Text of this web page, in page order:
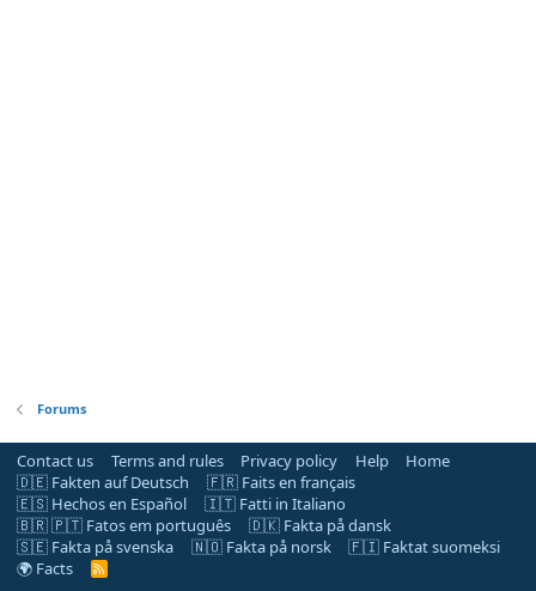
Forums
Contact us Terms and rules Privacy policy Help
Home
🇩🇪 Fakten auf Deutsch
🇫🇷 Faits en français
🇪🇸 Hechos en Español
🇮🇹 Fatti in Italiano
🇧🇷 🇵🇹 Fatos em português
🇩🇰 Fakta på dansk
🇸🇪 Fakta på svenska
🇳🇴 Fakta på norsk
🇫🇮 Faktat suomeksi
🌍 Facts
R